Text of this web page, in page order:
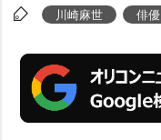
川崎麻世 俳優